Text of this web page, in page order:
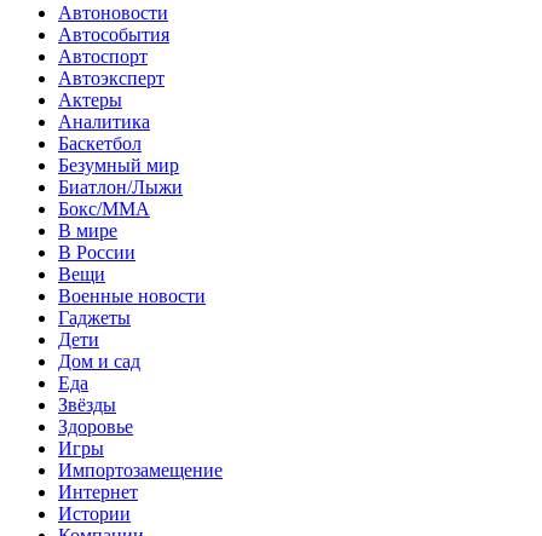
Автоновости
Автособытия
Автоспорт
Автоэксперт
Актеры
Аналитика
Баскетбол
Безумный мир
Биатлон/Лыжи
Бокс/MMA
В мире
В России
Вещи
Военные новости
Гаджеты
Дети
Дом и сад
Еда
Звёзды
Здоровье
Игры
Импортозамещение
Интернет
Истории